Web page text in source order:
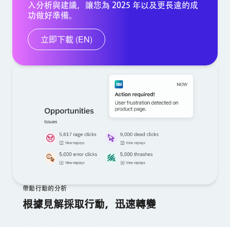
入分析與建議，讓您為 2025 年以及更長遠的成
功做好準備。
立即下載 (EN)
帶動行動的分析
根據見解採取行動，迅速轉變